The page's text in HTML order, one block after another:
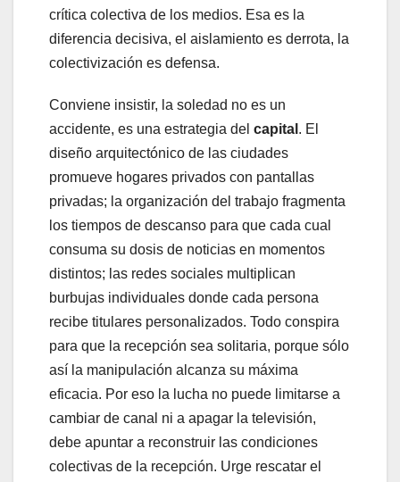
crítica colectiva de los medios. Esa es la
diferencia decisiva, el aislamiento es derrota, la
colectivización es defensa.
Conviene insistir, la soledad no es un
accidente, es una estrategia del capital . El
diseño arquitectónico de las ciudades
promueve hogares privados con pantallas
privadas; la organización del trabajo fragmenta
los tiempos de descanso para que cada cual
consuma su dosis de noticias en momentos
distintos; las redes sociales multiplican
burbujas individuales donde cada persona
recibe titulares personalizados. Todo conspira
para que la recepción sea solitaria, porque sólo
así la manipulación alcanza su máxima
eficacia. Por eso la lucha no puede limitarse a
cambiar de canal ni a apagar la televisión,
debe apuntar a reconstruir las condiciones
colectivas de la recepción. Urge rescatar el